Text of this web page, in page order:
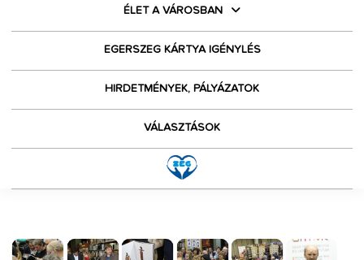
ÉLET A VÁROSBAN
EGERSZEG KÁRTYA IGÉNYLÉS
HIRDETMÉNYEK, PÁLYÁZATOK
VÁLASZTÁSOK